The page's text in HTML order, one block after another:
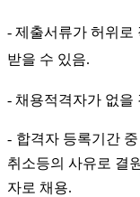
- 제출서류가 허위로
받을 수 있음.
- 채용적격자가 없을
- 합격자 등록기간
취소등의 사유로 결
자로 채용.